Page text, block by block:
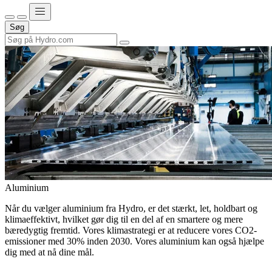
Søg
Aluminium
Når du vælger aluminium fra Hydro, er det stærkt, let, holdbart og
klimaeffektivt, hvilket gør dig til en del af en smartere og mere
bæredygtig fremtid. Vores klimastrategi er at reducere vores CO2-
emissioner med 30% inden 2030. Vores aluminium kan også hjælpe
dig med at nå dine mål.